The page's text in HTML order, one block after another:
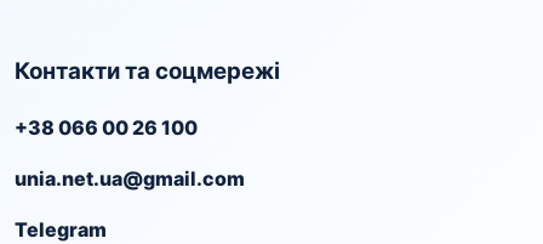
Контакти та соцмережі
+38 066 00 26 100
unia.net.ua@gmail.com
Telegram